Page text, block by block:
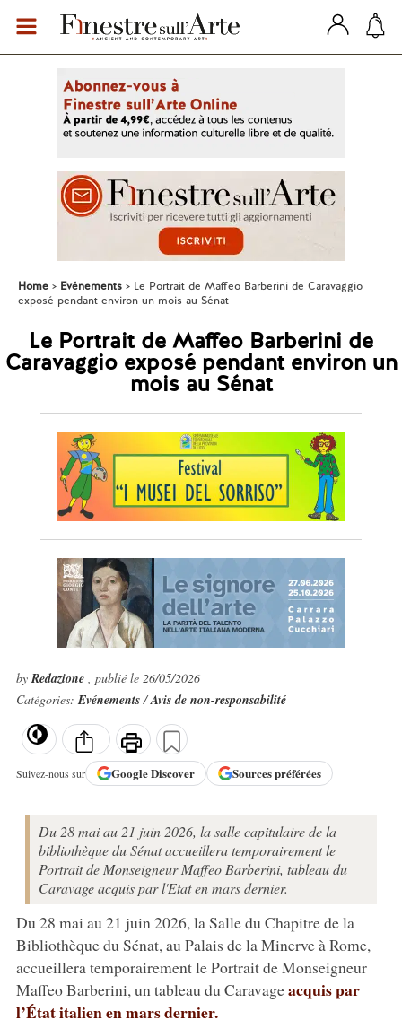
Home Evénements
Le Portrait de Maffeo Barberini de Caravaggio
exposé pendant environ un mois au Sénat
Le Portrait de Maffeo Barberini de
Caravaggio exposé pendant environ un
mois au Sénat
byRedazione , publié le 26/05/2026
Catégories:Evénements/Avis de non-responsabilité
Suivez-nous sur GoogleDiscover Sources préférées
Du 28 mai au 21 juin 2026, la salle capitulaire de la
bibliothèque du Sénat accueillera temporairement le
Portrait de Monseigneur Maffeo Barberini, tableau du
Caravage acquis par l'Etat en mars dernier.
Du 28 mai au 21 juin 2026, la Salle du Chapitre de la
Bibliothèque du Sénat, au Palais de la Minerve à Rome,
accueillera temporairement le Portrait de Monseigneur
Maffeo Barberini, un tableau du Caravageacquis par
l’État italien en mars dernier.